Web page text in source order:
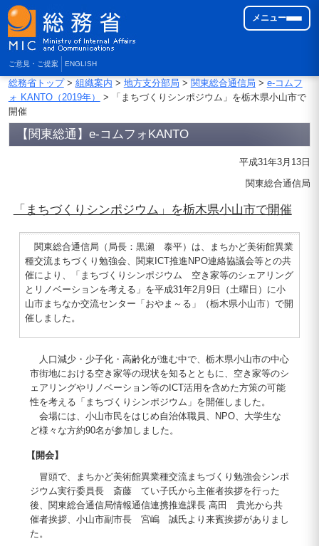
ご意見・ご提案 ENGLISH
メニュー
総務省トップ> 組織案内 > 地方支分部局 > 関東総合通信局 > e-コムフ
ォ KANTO（2019年）
> 「まちづくりシンポジウム」を栃木県小山市で
開催
【関東総通】e-コムフォKANTO
平成31年3月13日
関東総合通信局
「まちづくりシンポジウム」を栃木県小山市で開催
関東総合通信局（局長：黒瀬 泰平）は、まちかど美術館異業
種交流まちづくり勉強会、関東ICT推進NPO連絡協議会等との共
催により、「まちづくりシンポジウム 空き家等のシェアリング
とリノベーションを考える」を平成31年2月9日（土曜日）に小
山市まちなか交流センター「おやま～る」（栃木県小山市）で開
催しました。
人口減少・少子化・高齢化が進む中で、栃木県小山市の中心
市街地における空き家等の現状を知るとともに、空き家等のシ
ェアリングやリノベーション等のICT活用を含めた方策の可能
性を考える「まちづくりシンポジウム」を開催しました。
会場には、小山市民をはじめ自治体職員、NPO、大学生な
ど様々な方約90名が参加しました。
【開会】
冒頭で、まちかど美術館異業種交流まちづくり勉強会シンポ
ジウム実行委員長 斎藤 てい子氏から主催者挨拶を行った
後、関東総合通信局情報通信連携推進課長 高田 貴光から共
催者挨拶、小山市副市長 宮嶋 誠氏より来賓挨拶がありまし
た。